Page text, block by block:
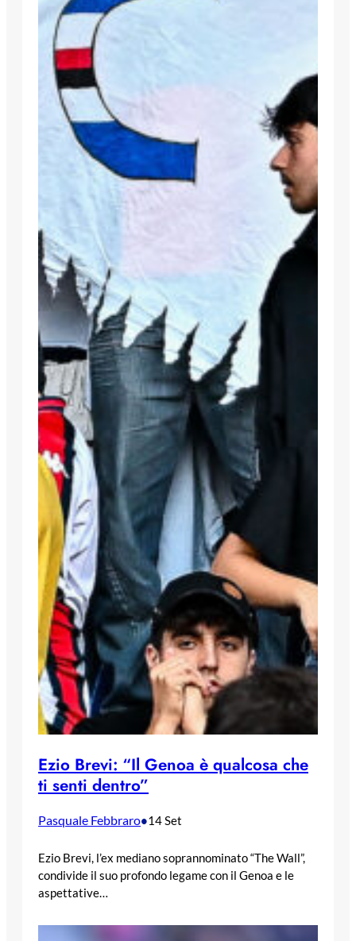
Ezio Brevi: “Il Genoa è qualcosa che
ti senti dentro”
Pasquale Febbraro•14 Set
Ezio Brevi, l’ex mediano soprannominato “The Wall”,
condivide il suo profondo legame con il Genoa e le
aspettative…